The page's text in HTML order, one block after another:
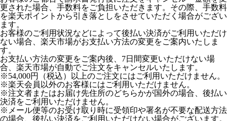
更された場合、手数料をご負担いただきます。その際、手数料
を楽天ポイントから引き落としをさせていただく場合がござい
ます。
お客様のご利用状況などによって後払い決済がご利用いただけ
ない場合、楽天市場がお支払い方法の変更をご案内いたしま
す。
お支払い方法の変更をご案内後、7日間変更いただけない場
合、楽天市場が自動でご注文をキャンセルいたします。
※54,000円（税込）以上のご注文にはご利用いただけません。
※楽天会員以外のお客様にはご利用いただけません。
※注文者またはお届け先住所のどちらかが国外の場合、後払い
決済をご利用いただけません。
※メール便等のお受け取り時に受領印や署名が不要な配送方法
の場合、後払い決済をご利用いただけない場合がございます。